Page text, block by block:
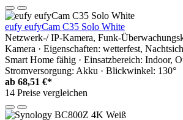
eufy eufyCam C35 Solo White
Netzwerk-/ IP-Kamera, Funk-
Kamera · Eigenschaften: wetterfest,
Smart Home fähig · Einsatzbereich: Indoor,
Stromversorgung: Akku · Blickwinkel: 130°
ab 68,51 €*
14 Preise vergleichen